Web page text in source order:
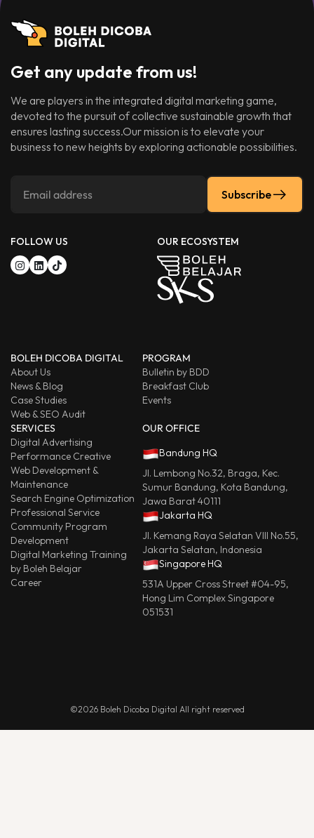
Get any update from us!
We are players in the integrated digital marketing game,
devoted to the pursuit of collective sustainable growth that
ensures lasting success.Our mission is to elevate your
business to new heights by exploring actionable possibilities.
Subscribe
FOLLOW US OUR ECOSYSTEM
BOLEH DICOBA DIGITAL
About Us
News & Blog
Case Studies
Web & SEO Audit
PROGRAM
Bulletin by BDD
Breakfast Club
Events
SERVICES
Digital Advertising
Performance Creative
Web Development &
Maintenance
Search Engine Optimization
Professional Service
Community Program
Development
Digital Marketing Training
by Boleh Belajar
Career
OUR OFFICE
Bandung HQ
Jl. Lembong No.32, Braga, Kec.
Sumur Bandung, Kota Bandung,
Jawa Barat 40111
Jakarta HQ
Jl. Kemang Raya Selatan VIII No.55,
Jakarta Selatan, Indonesia
Singapore HQ
531A Upper Cross Street #04-95,
Hong Lim Complex Singapore
051531
©2026 Boleh Dicoba Digital All right reserved